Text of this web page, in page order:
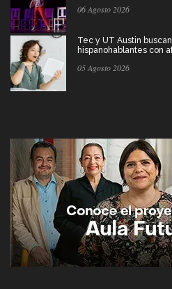
06 Agosto 2026
Tec y UT Austin
hispanohablantes con
05 Agosto 2026